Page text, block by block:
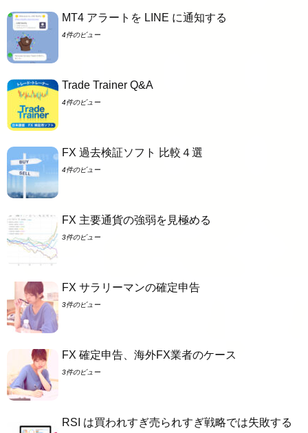
MT4 アラートを LINE に通知する
4件のビュー
Trade Trainer Q&A
4件のビュー
FX 過去検証ソフト 比較４選
4件のビュー
FX 主要通貨の強弱を見極める
3件のビュー
FX サラリーマンの確定申告
3件のビュー
FX 確定申告、海外FX業者のケース
3件のビュー
RSI は買われすぎ売られすぎ戦略では失敗する